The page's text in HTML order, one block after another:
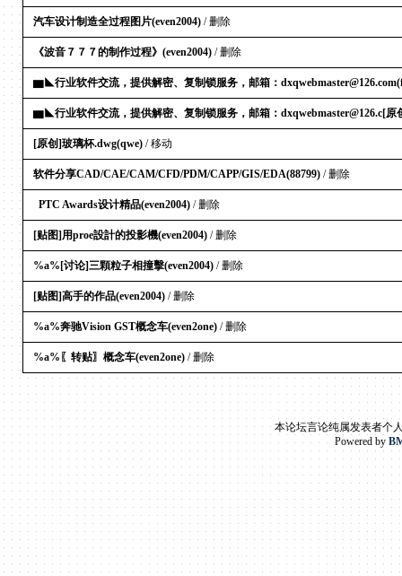
汽车设计制造全过程图片(even2004)/ 删除
《波音７７７的制作过程》(even2004)/ 删除
▆◣行业软件交流，提供解密、复制锁服务，邮箱：
▆◣行业软件交流，提供解密、复制锁服务，邮箱：dxqwebmaster@126.c[原
[原创]玻璃杯.dwg(qwe)/ 移动
软件分享CAD/CAE/CAM/CFD/PDM/CAPP/GIS/EDA(88799)/ 删除
PTC Awards设计精品(even2004)/ 删除
[贴图]用proe設計的投影機(even2004)/ 删除
%a%[讨论]三顆粒子相撞擊(even2004)/ 删除
[贴图]高手的作品(even2004)/ 删除
%a%奔驰Vision GST概念车(even2one)/ 删除
%a%〖转贴〗概念车(even2one)/ 删除
本论坛言论纯属发表者个
Powered by